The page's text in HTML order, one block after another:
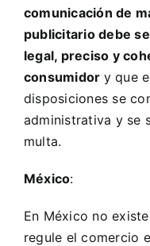
comunicación de
publicitario debe
legal, preciso y
consumidor y que
disposiciones se
administrativa y se
multa.
México:
En México no
regule el comercio